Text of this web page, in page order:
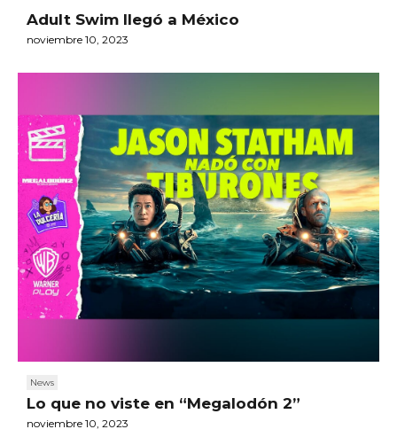
Adult Swim llegó a México
noviembre 10, 2023
News
Lo que no viste en “Megalodón 2”
noviembre 10, 2023